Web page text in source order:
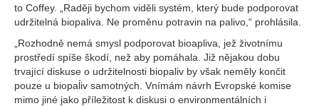
to Coffey. „Raději bychom viděli systém, který bude podporovat
udržitelná biopaliva. Ne proměnu potravin na palivo,“ prohlásila.
„Rozhodně nemá smysl podporovat bioapliva, jež životnímu
prostředí spíše škodí, než aby pomáhala. Již nějakou dobu
trvající diskuse o udržitelnosti biopaliv by však neměly končit
pouze u biopaĺiv samotných. Vnímám návrh Evropské komise
mimo jiné jako příležitost k diskusi o environmentálních i